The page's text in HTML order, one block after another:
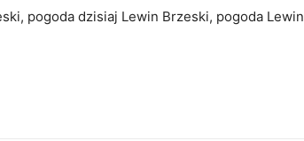
pogoda dzisiaj Lewin Brzeski, pogoda Lewin